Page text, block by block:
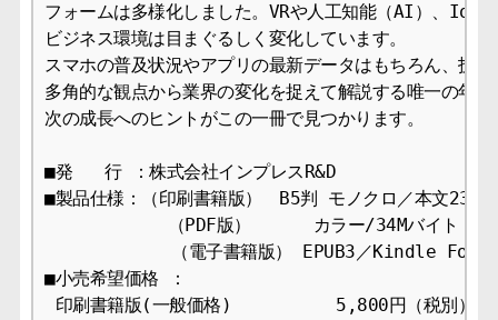
フォームは多様化しました。VRや人工知能（AI）、IoT
ビジネス環境は目まぐるしく変化しています。
スマホの普及状況やアプリの最新データはもちろん、技
多角的な観点から業界の変化を捉えて解説する唯一の年鑑
次の成長へのヒントがこの一冊で見つかります。
■発   行 ：株式会社インプレスR&D
■製品仕様：（印刷書籍版）　B5判 モノクロ／本文232
（PDF版） 　　　カラー/34Mバイト ※本文
（電子書籍版）
■小売希望価格 ：
印刷書籍版(一般価格) 　　    　5,800円（税別）